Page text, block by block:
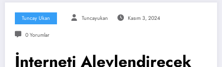
Tuncay Ukan Tuncayukan Kasım 3, 2024
0 Yorumlar
İnterneti Alevlendirecek